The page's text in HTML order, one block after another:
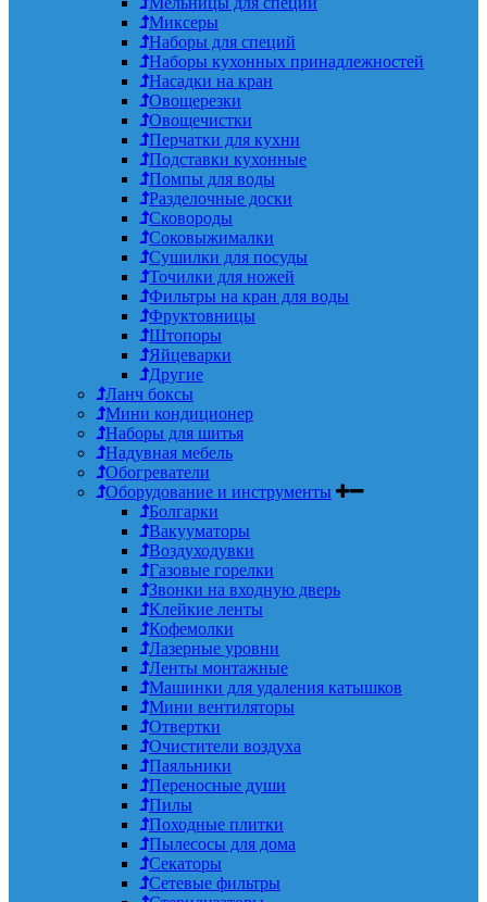
Миксеры
Наборы для специй
Наборы кухонных принадлежностей
Насадки на кран
Овощерезки
Овощечистки
Перчатки для кухни
Подставки кухонные
Помпы для воды
Разделочные доски
Сковороды
Соковыжималки
Сушилки для посуды
Точилки для ножей
Фильтры на кран для воды
Фруктовницы
Штопоры
Яйцеварки
Другие
Ланч боксы
Мини кондиционер
Наборы для шитья
Надувная мебель
Обогреватели
Оборудование и инструменты
Болгарки
Вакууматоры
Воздуходувки
Газовые горелки
Звонки на входную дверь
Клейкие ленты
Кофемолки
Лазерные уровни
Ленты монтажные
Машинки для удаления катышков
Мини вентиляторы
Отвертки
Очистители воздуха
Паяльники
Переносные души
Пилы
Походные плитки
Пылесосы для дома
Секаторы
Сетевые фильтры